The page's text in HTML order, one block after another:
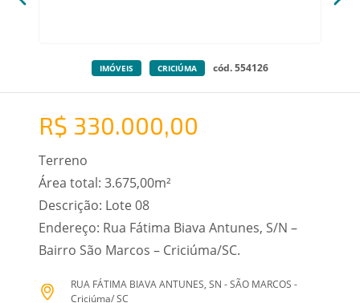
IMÓVEIS CRICIÚMA cód. 554126
R$ 330.000,00
Terreno
Área total: 3.675,00m²
Descrição: Lote 08
Endereço: Rua Fátima Biava Antunes, S/N –
Bairro São Marcos – Criciúma/SC.
RUA FÁTIMA BIAVA ANTUNES, SN - SÃO MARCOS -
Criciúma/ SC